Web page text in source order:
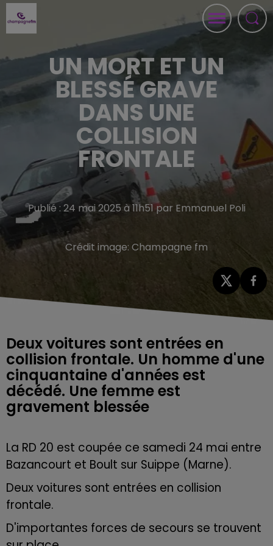
UN MORT ET UN
BLESSÉ GRAVE
DANS UNE
COLLISION
FRONTALE
Publié : 24 mai 2025 à 11h51 par Emmanuel Poli
Crédit image: Champagne fm
Deux voitures sont entrées en
collision frontale. Un homme d'une
cinquantaine d'années est
décédé. Une femme est
gravement blessée
La RD 20 est coupée ce samedi 24 mai entre
Bazancourt et Boult sur Suippe (Marne).
Deux voitures sont entrées en collision
frontale.
D'importantes forces de secours se trouvent